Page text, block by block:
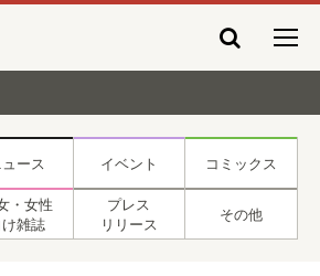
ース イベント コミックス
・女性
雑誌
プレス
リリース
その他